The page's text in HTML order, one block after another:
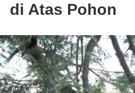
di Atas Pohon